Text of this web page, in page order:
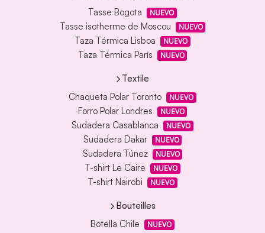
Tasse Bogota
NUEVO
Tasse isotherme de Moscou NUEVO
Taza Térmica Lisboa NUEVO
Taza Térmica París NUEVO
Textile
Chaqueta Polar Toronto
NUEVO
Forro Polar Londres NUEVO
Sudadera Casablanca NUEVO
Sudadera Dakar NUEVO
Sudadera Túnez NUEVO
T-shirt Le Caire NUEVO
T-shirt Nairobi NUEVO
Bouteilles
Botella Chile
NUEVO